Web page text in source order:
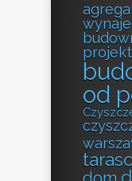
od